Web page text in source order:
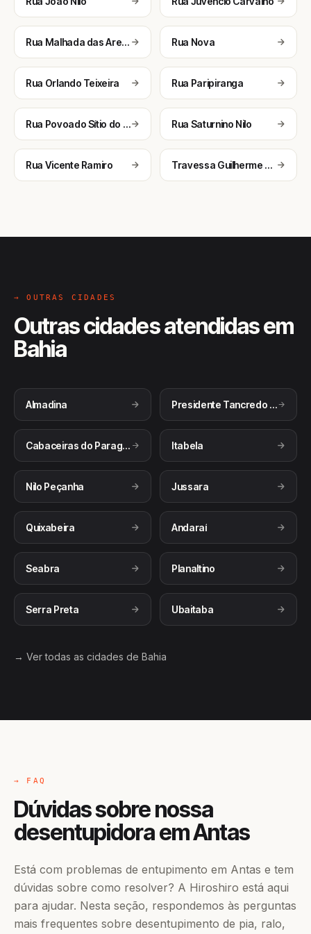
Rua Malhada das Areias Rua Nova
Rua Orlando Teixeira Rua Paripiranga
Rua Povoado Sítio do Chagas Rua Saturnino Nilo
Rua Vicente Ramiro Travessa Guilherme de Carvalho
→ OUTRAS CIDADES
Outras cidades atendidas em
Bahia
Almadina Presidente Tancredo Neves
Cabaceiras do Paraguaçu Itabela
Nilo Peçanha Jussara
Quixabeira Andaraí
Seabra Planaltino
Serra Preta Ubaitaba
→ Ver todas as cidades de Bahia
→ FAQ
Dúvidas sobre nossa
desentupidora em Antas
Está com problemas de entupimento em Antas e tem
dúvidas sobre como resolver? A Hiroshiro está aqui
para ajudar. Nesta seção, respondemos às perguntas
mais frequentes sobre desentupimento de pia, ralo,